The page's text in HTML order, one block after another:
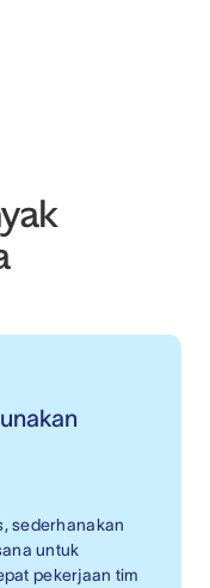
sederhanakan
untuk
pekerjaan tim